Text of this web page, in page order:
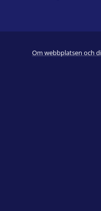
Om webbplatsen och